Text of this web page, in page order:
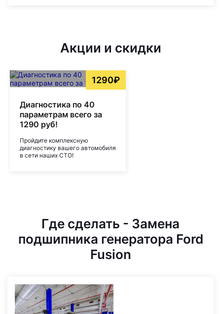
Акции и скидки
1290₽
Диагностика по 40
параметрам всего за
1290 руб!
Пройдите комплексную
диагностику вашего автомобиля
в сети наших СТО!
Где сделать - Замена
подшипника генератора Ford
Fusion